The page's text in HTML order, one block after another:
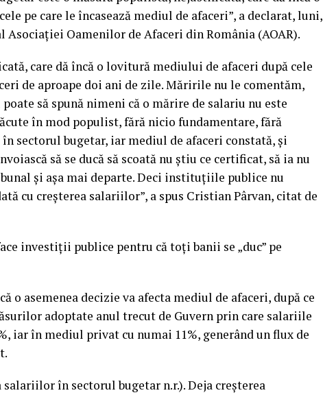
pe care le încasează mediul de afaceri”, a declarat, luni,
Asociaţiei Oamenilor de Afaceri din România (AOAR).
care dă încă o lovitură mediului de afaceri după cele
de aproape doi ani de zile. Măririle nu le comentăm,
poate să spună nimeni că o mărire de salariu nu este
în mod populist, fără nicio fundamentare, fără
sectorul bugetar, iar mediul de afaceri constată, şi
să se ducă să scoată nu ştiu ce certificat, să ia nu
şi aşa mai departe. Deci instituţiile publice nu
cu creşterea salariilor”, a spus Cristian Pârvan, citat de
investiţii publice pentru că toţi banii se „duc” pe
o asemenea decizie va afecta mediul de afaceri, după ce
adoptate anul trecut de Guvern prin care salariile
iar în mediul privat cu numai 11%, generând un flux de
în sectorul bugetar n.r.). Deja creşterea